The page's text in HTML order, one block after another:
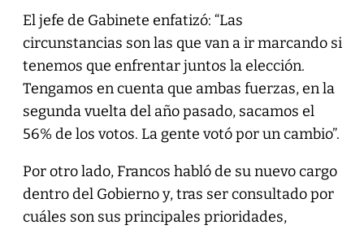
El jefe de Gabinete enfatizó: “Las
circunstancias son las que van a ir marcando si
tenemos que enfrentar juntos la elección.
Tengamos en cuenta que ambas fuerzas, en la
segunda vuelta del año pasado, sacamos el
56% de los votos. La gente votó por un cambio”.
Por otro lado, Francos habló de su nuevo cargo
dentro del Gobierno y, tras ser consultado por
cuáles son sus principales prioridades,